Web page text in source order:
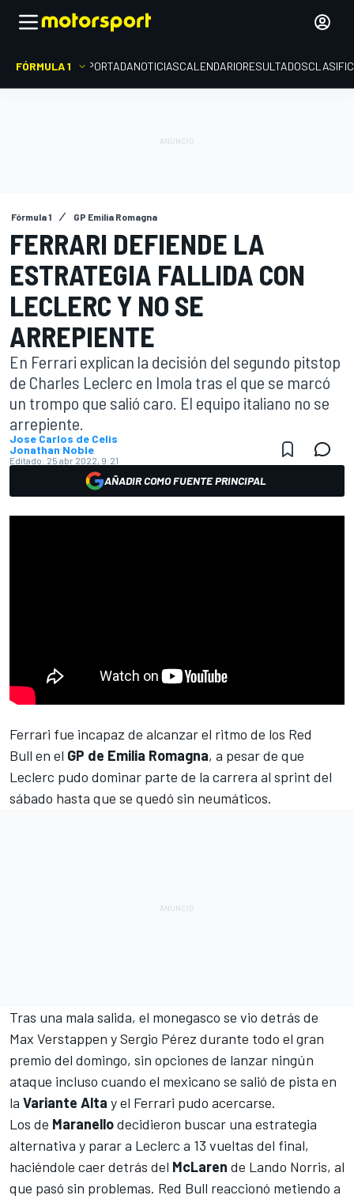
FÓRMULA 1 PORTADANOTICIASCALENDARIORESULTADOS
Fórmula 1 GP Emilia Romagna
FERRARI DEFIENDE LA
ESTRATEGIA FALLIDA CON
LECLERC Y NO SE
ARREPIENTE
En Ferrari explican la decisión del segundo pitstop
de Charles Leclerc en Imola tras el que se marcó
un trompo que salió caro. El equipo italiano no se
arrepiente.
Jose Carlos de Celis
Jonathan Noble
Editado: 25 abr 2022, 9:21
AÑADIR COMO FUENTE PRINCIPAL
Ferrari fue incapaz de alcanzar el ritmo de los Red
Bull en el GP de Emilia Romagna, a pesar de que
Leclerc pudo dominar parte de la carrera al sprint del
sábado hasta que se quedó sin neumáticos.
Tras una mala salida, el monegasco se vio detrás de
Max Verstappen ySergio Pérez durante todo el gran
premio del domingo, sin opciones de lanzar ningún
ataque incluso cuando el mexicano se salió de pista en
la Variante Alta y el Ferrari pudo acercarse.
Los de Maranellodecidieron buscar una estrategia
alternativa y parar a Leclerc a 13 vueltas del final,
haciéndole caer detrás del McLaren de Lando Norris, al
que pasó sin problemas. Red Bull reaccionó metiendo a